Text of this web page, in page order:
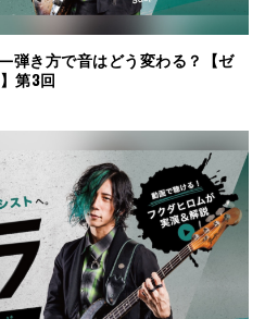
き方で音はどう変わる？【ゼ
第3回